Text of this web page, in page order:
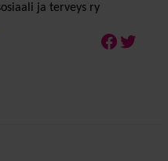
ja terveys ry